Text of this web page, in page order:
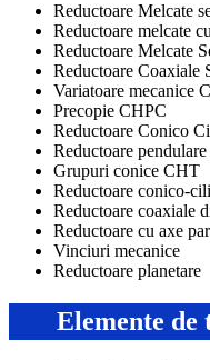
Reductoare Melcate
Reductoare melcate
Reductoare Melcate
Reductoare Coaxiale
Variatoare mecanice
Precopie CHPC
Reductoare Conico
Reductoare
Grupuri conice CHT
Reductoare conico-
Reductoare coaxiale
Reductoare cu axe
Vinciuri mecanice
Reductoare planetare
Elemente de